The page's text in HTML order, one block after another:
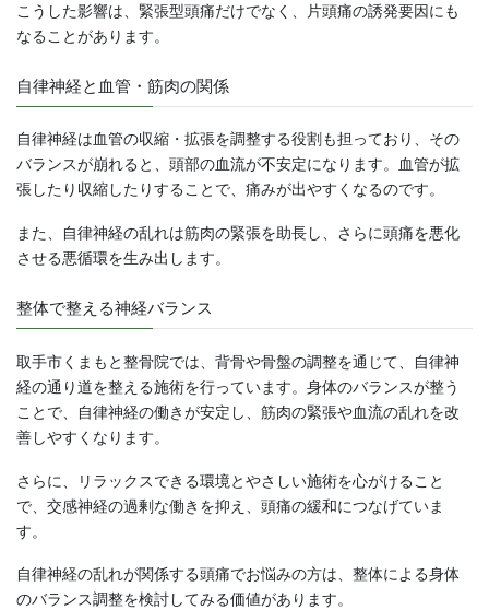
こうした影響は、緊張型頭痛だけでなく、片頭痛の誘発要因にも
なることがあります。
自律神経と血管・筋肉の関係
自律神経は血管の収縮・拡張を調整する役割も担っており、その
バランスが崩れると、頭部の血流が不安定になります。血管が拡
張したり収縮したりすることで、痛みが出やすくなるのです。
また、自律神経の乱れは筋肉の緊張を助長し、さらに頭痛を悪化
させる悪循環を生み出します。
整体で整える神経バランス
取手市くまもと整骨院では、背骨や骨盤の調整を通じて、自律神
経の通り道を整える施術を行っています。身体のバランスが整う
ことで、自律神経の働きが安定し、筋肉の緊張や血流の乱れを改
善しやすくなります。
さらに、リラックスできる環境とやさしい施術を心がけること
で、交感神経の過剰な働きを抑え、頭痛の緩和につなげていま
す。
自律神経の乱れが関係する頭痛でお悩みの方は、整体による身体
のバランス調整を検討してみる価値があります。